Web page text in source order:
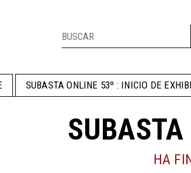
SUBASTA ONLINE 53º : INICIO DE
HA